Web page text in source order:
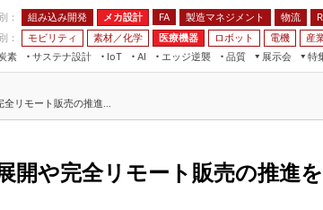
： 組み込み開発 メカ設計 FA 製造マネジメント 物流
：
モビリティ 素材／化学 医療機器 ロボット 電機 産
素
サステナ設計
IoT
AI
エッジ逆襲 品質
展示会
JIMTOF
IIFES
特
フィールドサービス
モビリティ
リモート販売の推進...
開や完全リモート販売の推進を